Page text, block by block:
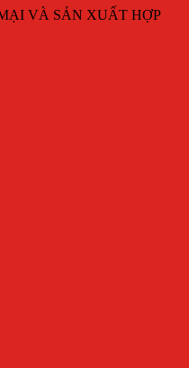
VÀ SẢN XUẤT HỢP